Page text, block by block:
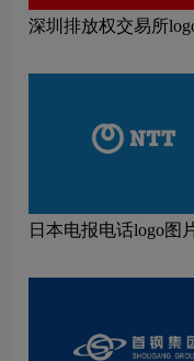
深圳排放权交易所
日本电报电话logo图